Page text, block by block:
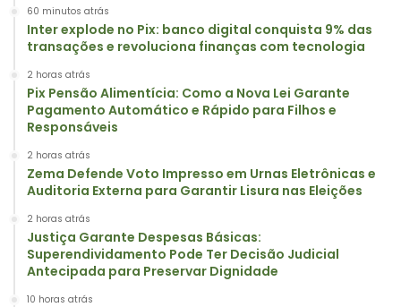
60 minutos atrás
Inter explode no Pix: banco digital conquista 9% das
transações e revoluciona finanças com tecnologia
2 horas atrás
Pix Pensão Alimentícia: Como a Nova Lei Garante
Pagamento Automático e Rápido para Filhos e
Responsáveis
2 horas atrás
Zema Defende Voto Impresso em Urnas Eletrônicas e
Auditoria Externa para Garantir Lisura nas Eleições
2 horas atrás
Justiça Garante Despesas Básicas:
Superendividamento Pode Ter Decisão Judicial
Antecipada para Preservar Dignidade
10 horas atrás